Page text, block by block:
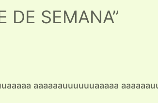
DE SEMANA”
aaaaaauuuuuuaaaaa